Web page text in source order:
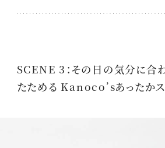
SCENE 3：その日の気分に合
たためる Kanoco’sあったかス